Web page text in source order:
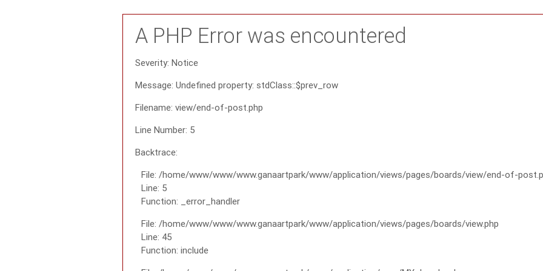
A PHP Error was encountered
Severity: Notice
Message: Undefined property: stdClass::$prev_row
Filename: view/end-of-post.php
Line Number: 5
Backtrace:
File: /home/www/www/www.ganaartpark/www/application/views/pages/boards/view/end-of-
Line: 5
Function: _error_handler
File: /home/www/www/www.ganaartpark/www/application/views/pages/boards/view.php
Line: 45
Function: include